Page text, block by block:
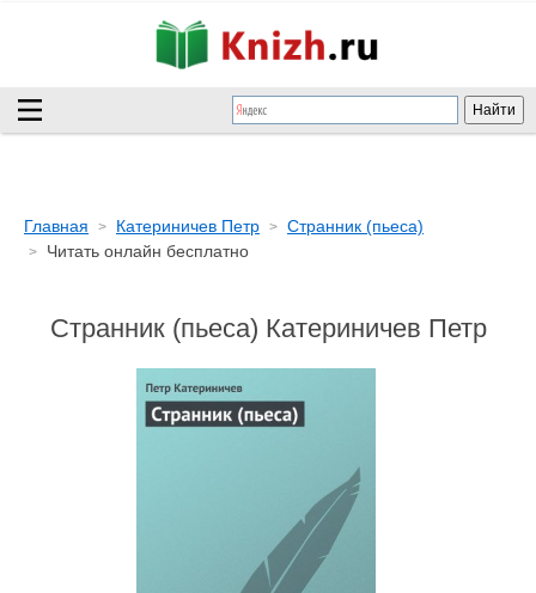
Главная Катериничев Петр
Странник (пьеса)
Читать онлайн бесплатно
Странник (пьеса) Катериничев Петр